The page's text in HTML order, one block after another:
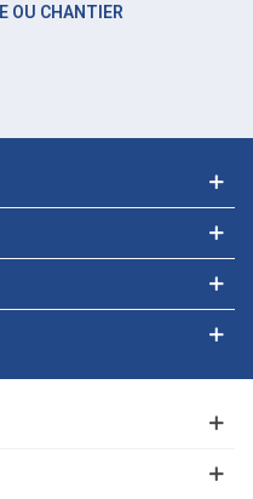
OU CHANTIER